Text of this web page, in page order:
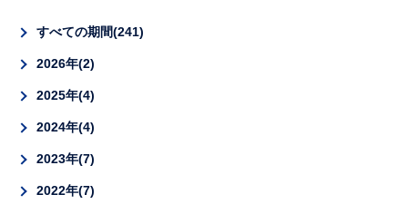
すべての期間 241
2026年 2
2025年 4
2024年 4
2023年 7
2022年 7